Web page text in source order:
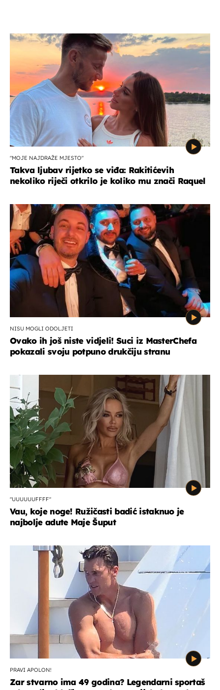
"MOJE NAJDRAŽE MJESTO"
Takva ljubav rijetko se viđa: Rakitićevih
nekoliko riječi otkrilo je koliko mu znači Raquel
NISU MOGLI ODOLJETI
Ovako ih još niste vidjeli! Suci iz MasterChefa
pokazali svoju potpuno drukčiju stranu
"UUUUUUFFFF"
Vau, koje noge! Ružičasti badić istaknuo je
najbolje adute Maje Šuput
PRAVI APOLON!
Zar stvarno ima 49 godina? Legendarni sportaš